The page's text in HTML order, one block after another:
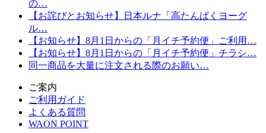
の…
【お詫びとお知らせ】日本ルナ「高たんぱくヨーグ
ル…
【お知らせ】8月1日からの「月イチ予約便」ご利用…
【お知らせ】8月1日からの「月イチ予約便」チラシ…
同一商品を大量に注文される際のお願い…
ご案内
ご利用ガイド
よくある質問
WAON POINT